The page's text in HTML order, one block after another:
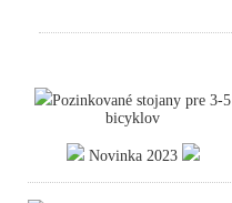
Pozinkované stojany pre 3-5
bicyklov
Novinka 2023